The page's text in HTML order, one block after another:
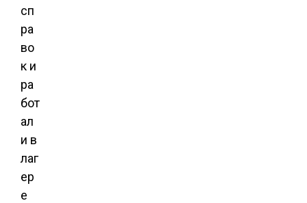
сп
ра
во
к и
ра
бот
ал
и в
лаг
ер
е